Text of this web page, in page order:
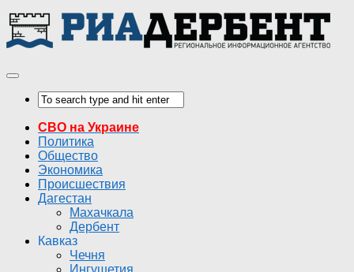
СВО на Украине
Политика
Общество
Экономика
Происшествия
Дагестан
Махачкала
Дербент
Кавказ
Чечня
Ингушетия